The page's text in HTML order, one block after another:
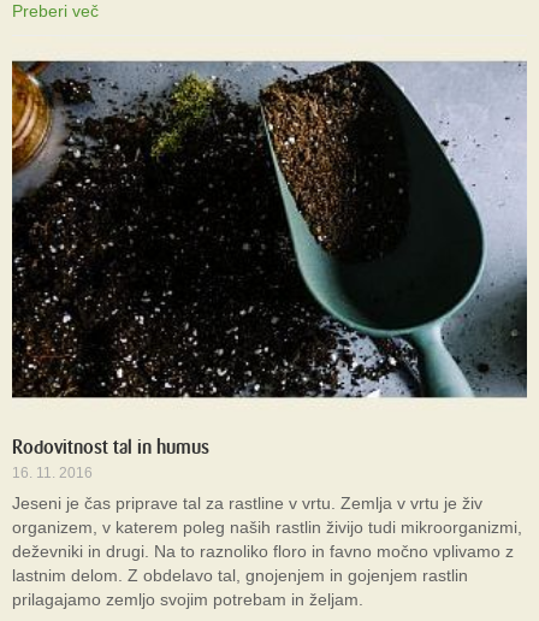
Preberi več
Rodovitnost tal in humus
16. 11. 2016
Jeseni je čas priprave tal za rastline v vrtu. Zemlja v vrtu je živ
organizem, v katerem poleg naših rastlin živijo tudi mikroorganizmi,
deževniki in drugi. Na to raznoliko floro in favno močno vplivamo z
lastnim delom. Z obdelavo tal, gnojenjem in gojenjem rastlin
prilagajamo zemljo svojim potrebam in željam.